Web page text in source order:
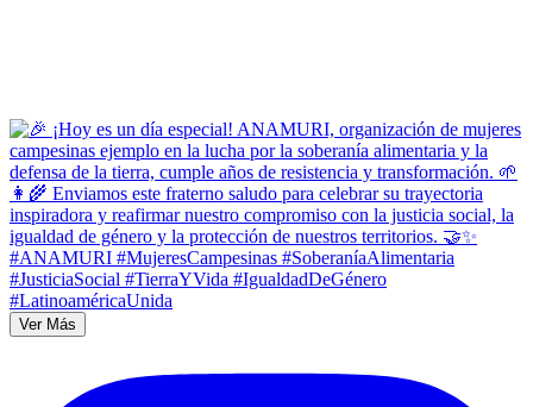
Ver Más